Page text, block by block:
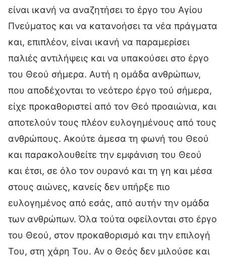
είναι ικανή να αναζητήσει το έργο του Αγίου
Πνεύματος και να κατανοήσει τα νέα πράγματα
και, επιπλέον, είναι ικανή να παραμερίσει
παλιές αντιλήψεις και να υπακούσει στο έργο
του Θεού σήμερα. Αυτή η ομάδα ανθρώπων,
που αποδέχονται το νεότερο έργο τού σήμερα,
είχε προκαθοριστεί από τον Θεό προαιώνια, και
αποτελούν τους πλέον ευλογημένους από τους
ανθρώπους. Ακούτε άμεσα τη φωνή του Θεού
και παρακολουθείτε την εμφάνιση του Θεού
και έτσι, σε όλο τον ουρανό και τη γη και μέσα
στους αιώνες, κανείς δεν υπήρξε πιο
ευλογημένος από εσάς, από αυτήν την ομάδα
των ανθρώπων. Όλα τούτα οφείλονται στο έργο
του Θεού, στον προκαθορισμό και την επιλογή
Του, στη χάρη Του. Αν ο Θεός δεν μιλούσε και